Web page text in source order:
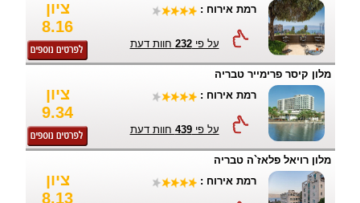
ציון
8.16
רמת אירוח :
על פי232 חוות דעת
מלון קיסר פרימייר טבריה
ציון
9.34
רמת אירוח :
על פי439 חוות דעת
מלון רויאל פלאז`ה טבריה
ציון
8.13
רמת אירוח :